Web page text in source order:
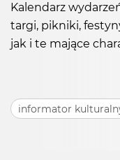
Kalendarz
targi, pikniki,
jak i te mające
informator